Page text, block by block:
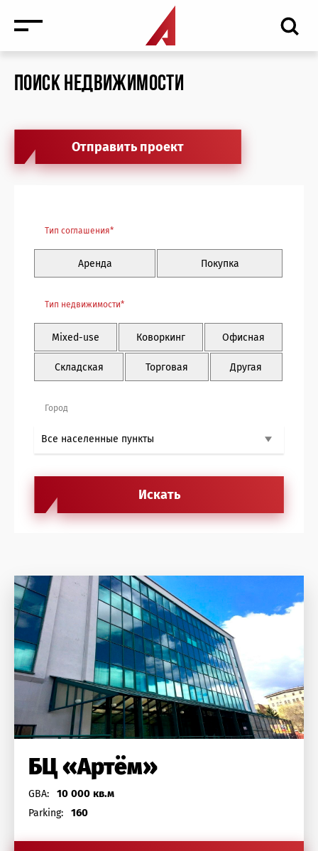
Мероприятия
Медиа
Антикризисные услуги торговая недвижимость
Антикризисные услуги жилая недвижимость
Антикризисные услуги офисная недвижимость
Инвестиции в недвижимость
Управление недвижимостью
ПОИСК НЕДВИЖИМОСТИ
Отправить проект
Тип соглашения*
Аренда Покупка
Тип недвижимости*
Mixed-use Коворкинг Офисная
Складская Торговая Другая
Город
БЦ «Артём»
GBA: 10 000 кв.м
Parking: 160